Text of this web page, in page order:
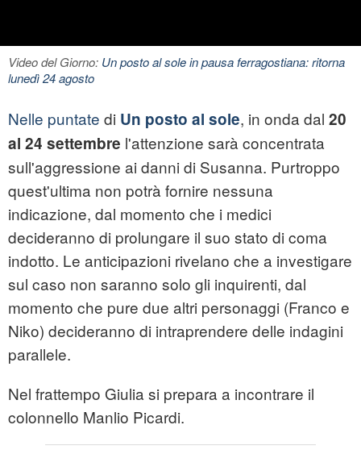
Video del Giorno: Un posto al sole in pausa ferragostiana: ritorna
lunedì 24 agosto
Nelle puntate di Un posto al sole, in onda dal 20
al 24 settembre l'attenzione sarà concentrata
sull'aggressione ai danni di Susanna. Purtroppo
quest'ultima non potrà fornire nessuna
indicazione, dal momento che i medici
decideranno di prolungare il suo stato di coma
indotto. Le anticipazioni rivelano che a investigare
sul caso non saranno solo gli inquirenti, dal
momento che pure due altri personaggi (Franco e
Niko) decideranno di intraprendere delle indagini
parallele.
Nel frattempo Giulia si prepara a incontrare il
colonnello Manlio Picardi.